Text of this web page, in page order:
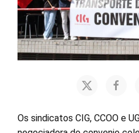
Os sindicatos CIG, CCOO e